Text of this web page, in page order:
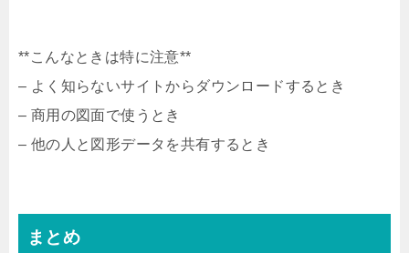
**こんなときは特に注意**
– よく知らないサイトからダウンロードするとき
– 商用の図面で使うとき
– 他の人と図形データを共有するとき
まとめ